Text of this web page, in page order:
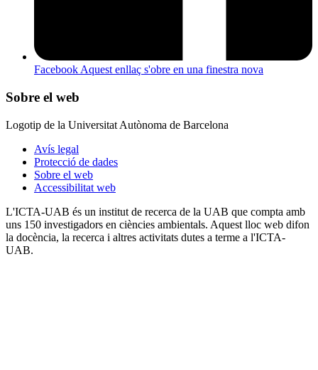
FacebookAquest enllaç s'obre en una finestra nova
Sobre el web
Logotip de la Universitat Autònoma de Barcelona
Avís legal
Protecció de dades
Sobre el web
Accessibilitat web
L'ICTA-UAB és un institut de recerca de la UAB que compta amb
uns 150 investigadors en ciències ambientals. Aquest lloc web difon
la docència, la recerca i altres activitats dutes a terme a l'ICTA-
UAB.